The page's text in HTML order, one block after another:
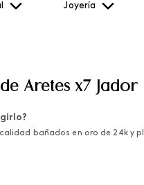
Joyería
Aretes x7 Jador
bañados en oro de 24k y